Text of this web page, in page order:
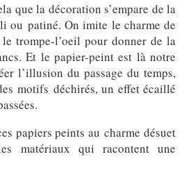
que la décoration s’empare de la
ou patiné. On imite le charme de
trompe-l’oeil pour donner de la
Et le papier-peint est là notre
l’illusion du passage du temps,
motifs déchirés, un effet écaillé
papiers peints au charme désuet
matériaux qui racontent une